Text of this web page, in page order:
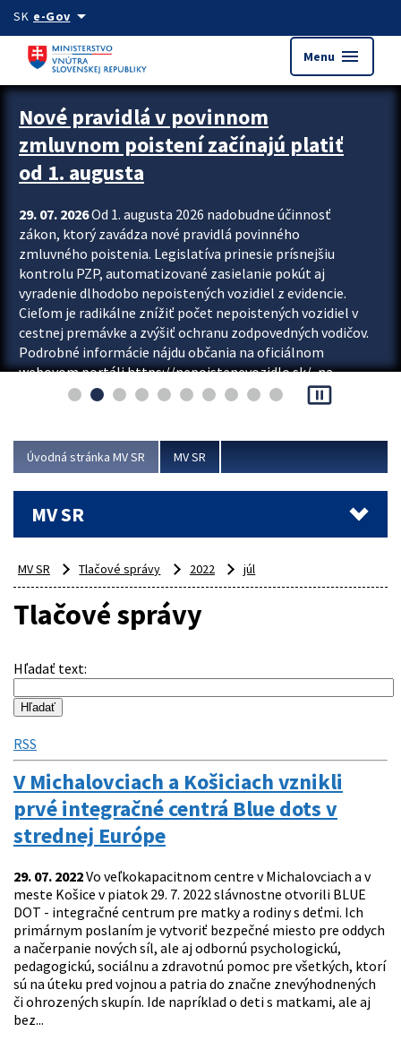
Preskocit na hlavný obsah
SK e-Govarrow_drop_down
Menu menu
Zastavit automatický posun upútavok
Nové pravidlá v povinnom
zmluvnom poistení začínajú platiť
od 1. augusta
29. 07. 2026Od 1. augusta 2026 nadobudne účinnosť
zákon, ktorý zavádza nové pravidlá povinného
zmluvného poistenia. Legislatíva prinesie prísnejšiu
kontrolu PZP, automatizované zasielanie pokút aj
vyradenie dlhodobo nepoistených vozidiel z evidencie.
Cieľom je radikálne znížiť počet nepoistených vozidiel v
cestnej premávke a zvýšiť ochranu zodpovedných vodičov.
Podrobné informácie nájdu občania na oficiálnom
webovom portáli https://nepoistenevozidlo.sk/, na
ktorom od augusta pribudne aj možnosť overiť si...
pause_presentation
Úvodná stránka MV SR MV SR
MV SR
MV SR Tlačové správy 2022 júl
Tlačové správy
Hľadať text:
RSS
V Michalovciach a Košiciach vznikli
prvé integračné centrá Blue dots v
strednej Európe
29. 07. 2022Vo veľkokapacitnom centre v Michalovciach a v
meste Košice v piatok 29. 7. 2022 slávnostne otvorili BLUE
DOT - integračné centrum pre matky a rodiny s deťmi. Ich
primárnym poslaním je vytvoriť bezpečné miesto pre oddych
a načerpanie nových síl, ale aj odbornú psychologickú,
pedagogickú, sociálnu a zdravotnú pomoc pre všetkých, ktorí
sú na úteku pred vojnou a patria do značne znevýhodnených
či ohrozených skupín. Ide napríklad o deti s matkami, ale aj
bez...